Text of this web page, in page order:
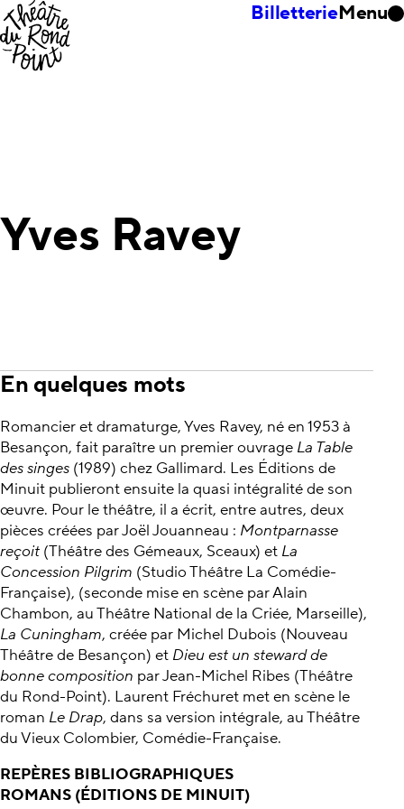
BilletterieMenu
Yves Ravey
En quelques mots
Romancier et dramaturge, Yves Ravey, né en 1953 à
Besançon, fait paraître un premier ouvrage La Table
des singes (1989) chez Gallimard. Les Éditions de
Minuit publieront ensuite la quasi intégralité de son
œuvre. Pour le théâtre, il a écrit, entre autres, deux
pièces créées par Joël Jouanneau : Montparnasse
reçoit (Théâtre des Gémeaux, Sceaux) et La
Concession Pilgrim (Studio Théâtre La Comédie-
Française), (seconde mise en scène par Alain
Chambon, au Théâtre National de la Criée, Marseille),
La Cuningham, créée par Michel Dubois (Nouveau
Théâtre de Besançon) et Dieu est un steward de
bonne composition par Jean-Michel Ribes (Théâtre
du Rond-Point). Laurent Fréchuret met en scène le
roman Le Drap, dans sa version intégrale, au Théâtre
du Vieux Colombier, Comédie-Française.
REPÈRES BIBLIOGRAPHIQUES
ROMANS (ÉDITIONS DE MINUIT)